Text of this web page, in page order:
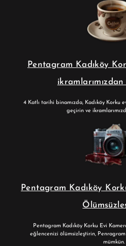
Pentagram Kadıköy
4 Katlı tarihi binamızda, Kadıköy Korku
geçirin ve
Pentagram Kadıköy
Pentagram Kadıköy Korku Evi
eğlencenizi ölümsizleştirin, Penragram
mümkün.